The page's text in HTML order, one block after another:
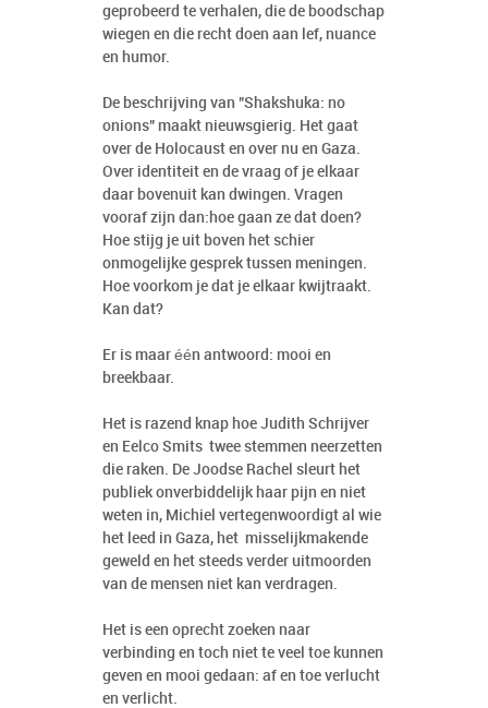
geprobeerd te verhalen, die de boodschap
wiegen en die recht doen aan lef, nuance
en humor.
De beschrijving van "Shakshuka: no
onions" maakt nieuwsgierig. Het gaat
over de Holocaust en over nu en Gaza.
Over identiteit en de vraag of je elkaar
daar bovenuit kan dwingen. Vragen
vooraf zijn dan:hoe gaan ze dat doen?
Hoe stijg je uit boven het schier
onmogelijke gesprek tussen meningen.
Hoe voorkom je dat je elkaar kwijtraakt.
Kan dat?
Er is maar één antwoord: mooi en
breekbaar.
Het is razend knap hoe Judith Schrijver
en Eelco Smits twee stemmen neerzetten
die raken. De Joodse Rachel sleurt het
publiek onverbiddelijk haar pijn en niet
weten in, Michiel vertegenwoordigt al wie
het leed in Gaza, het misselijkmakende
geweld en het steeds verder uitmoorden
van de mensen niet kan verdragen.
Het is een oprecht zoeken naar
verbinding en toch niet te veel toe kunnen
geven en mooi gedaan: af en toe verlucht
en verlicht.